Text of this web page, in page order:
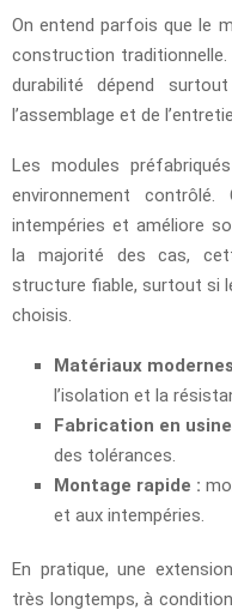
On entend parfois que le
construction traditionnelle.
durabilité dépend
l’assemblage et de
Les modules
environnement
intempéries et améliore
la majorité des cas,
structure fiable, surtout si
choisis.
Matériaux
l’isolation et la
Fabrication en
des tolérances.
Montage rapide :
et aux intempéries.
En pratique, une
très longtemps, à